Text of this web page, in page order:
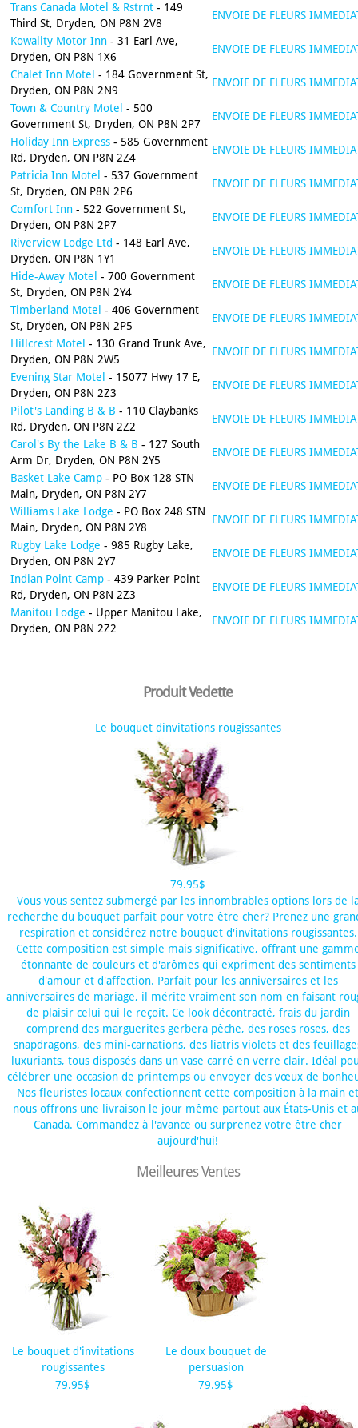
Trans Canada Motel & Rstrnt - 149
Third St, Dryden, ON P8N 2V8
ENVOIE DE FLEURS
Kowality Motor Inn - 31 Earl Ave,
Dryden, ON P8N 1X6
ENVOIE DE FLEURS
Chalet Inn Motel - 184 Government St,
Dryden, ON P8N 2N9
ENVOIE DE FLEURS
Town & Country Motel - 500
Government St, Dryden, ON P8N 2P7
ENVOIE DE FLEURS
Holiday Inn Express - 585 Government
Rd, Dryden, ON P8N 2Z4
ENVOIE DE FLEURS
Patricia Inn Motel - 537 Government
St, Dryden, ON P8N 2P6
ENVOIE DE FLEURS
Comfort Inn - 522 Government St,
Dryden, ON P8N 2P7
ENVOIE DE FLEURS
Riverview Lodge Ltd - 148 Earl Ave,
Dryden, ON P8N 1Y1
ENVOIE DE FLEURS
Hide-Away Motel - 700 Government
St, Dryden, ON P8N 2Y4
ENVOIE DE FLEURS
Timberland Motel - 406 Government
St, Dryden, ON P8N 2P5
ENVOIE DE FLEURS
Hillcrest Motel - 130 Grand Trunk Ave,
Dryden, ON P8N 2W5
ENVOIE DE FLEURS
Evening Star Motel - 15077 Hwy 17 E,
Dryden, ON P8N 2Z3
ENVOIE DE FLEURS
Pilot's Landing B & B - 110 Claybanks
Rd, Dryden, ON P8N 2Z2
ENVOIE DE FLEURS
Carol's By the Lake B & B - 127 South
Arm Dr, Dryden, ON P8N 2Y5
ENVOIE DE FLEURS
Basket Lake Camp - PO Box 128 STN
Main, Dryden, ON P8N 2Y7
ENVOIE DE FLEURS
Williams Lake Lodge - PO Box 248 STN
Main, Dryden, ON P8N 2Y8
ENVOIE DE FLEURS
Rugby Lake Lodge - 985 Rugby Lake,
Dryden, ON P8N 2Y7
ENVOIE DE FLEURS
Indian Point Camp - 439 Parker Point
Rd, Dryden, ON P8N 2Z3
ENVOIE DE FLEURS
Manitou Lodge - Upper Manitou Lake,
Dryden, ON P8N 2Z2
ENVOIE DE FLEURS
Produit Vedette
Le bouquet dinvitations rougissantes
79.95$
Vous vous sentez submergé par les innombrables options lors de
recherche du bouquet parfait pour votre être cher? Prenez une
respiration et considérez notre bouquet d'invitations rougissantes.
Cette composition est simple mais significative, offrant une
étonnante de couleurs et d'arômes qui expriment des sentiments
d'amour et d'affection. Parfait pour les anniversaires et les
anniversaires de mariage, il mérite vraiment son nom en faisant
de plaisir celui qui le reçoit. Ce look décontracté, frais du jardin
comprend des marguerites gerbera pêche, des roses roses, des
snapdragons, des mini-carnations, des liatris violets et des
luxuriants, tous disposés dans un vase carré en verre clair. Idéal
célébrer une occasion de printemps ou envoyer des vœux de
Nos fleuristes locaux confectionnent cette composition à la main et
nous offrons une livraison le jour même partout aux États-Unis et
Canada. Commandez à l'avance ou surprenez votre être cher
aujourd'hui!
Meilleures Ventes
Le bouquet d'invitations
rougissantes
79.95$
Le doux bouquet de
persuasion
79.95$